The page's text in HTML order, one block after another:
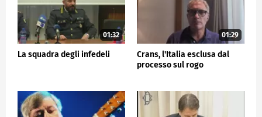
01:32
La squadra degli infedeli
01:29
Crans, l'Italia esclusa dal
processo sul rogo